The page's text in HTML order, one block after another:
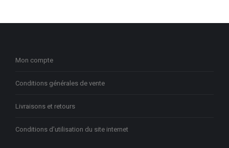
Mon compte
Conditions générales de vente
Livraisons et retours
Conditions d’utilisation du site internet